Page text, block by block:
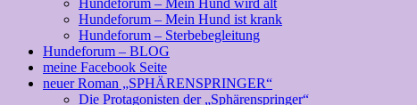
Hundeforum – Mein Hund wird alt
Hundeforum – Mein Hund ist krank
Hundeforum – Sterbebegleitung
Hundeforum – BLOG
meine Facebook Seite
neuer Roman „SPHÄRENSPRINGER“
Die Protagonisten der „Sphärenspringer“